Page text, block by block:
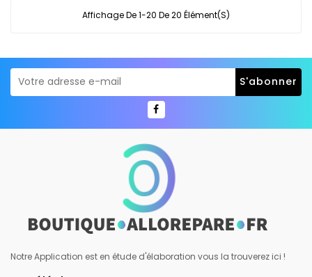
Affichage De 1-20 De 20 Élément(s)
Notre Application est en étude d'élaboration vous la trouverez ici !